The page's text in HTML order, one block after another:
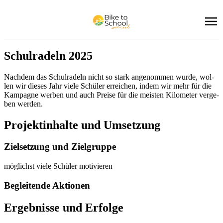
Schul­ra­deln 2025
Nach­dem das Schul­ra­deln nicht so stark an­ge­nom­men wur­de, wol­
len wir die­ses Jahr vie­le Schü­ler er­rei­chen, in­dem wir mehr für die
Kam­pa­gne wer­ben und auch Prei­se für die meis­ten Ki­lo­me­ter ver­ge­
ben wer­den.
Pro­jekt­in­hal­te und Um­set­zung
Ziel­set­zung und Ziel­grup­pe
mög­lichst vie­le Schü­ler mo­ti­vie­ren
Be­glei­ten­de Ak­tio­nen
Er­geb­nis­se und Er­fol­ge